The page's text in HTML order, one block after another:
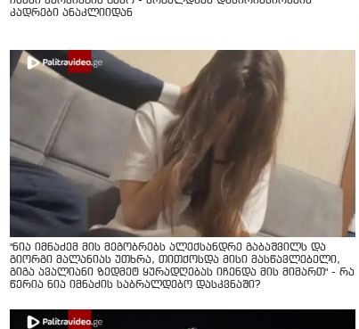
კადრები ანაკლიიდან
"ნია იმნაძემ მის მეგობრებს ალექსანდრე გაბაშვილს და
გიორგი მალანიას უთხრა, თითქოსდა მისი მასწავლებელი,
გიგა ავალიანი ზედმეტ ყურადღებას იჩენდა მის მიმართ" - რა
წერია ნია იმნაძის საბრალდებო დასკვნაში?